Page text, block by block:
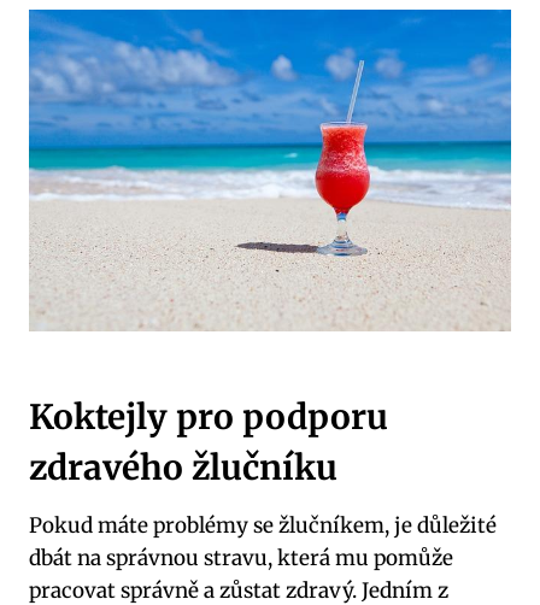
Koktejly pro podporu
zdravého žlučníku
Pokud máte problémy se žlučníkem, je důležité
dbát na správnou stravu, která mu pomůže
pracovat správně a zůstat zdravý. Jedním z